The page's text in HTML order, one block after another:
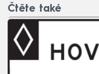
Čtěte také